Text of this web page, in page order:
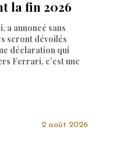
la fin 2026
a annoncé sans
seront dévoilés
déclaration qui
Ferrari, c’est une
2 août 2026